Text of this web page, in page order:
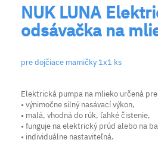
NUK LUNA
odsávačka na
pre dojčiace mamičky 1x1 ks
Elektrická pumpa na mlieko určená
• výnimočne silný nasávací výkon,
• malá, vhodná do rúk, ľahké čistenie,
• funguje na elektrický prúd alebo na
• individuálne nastaviteľná.